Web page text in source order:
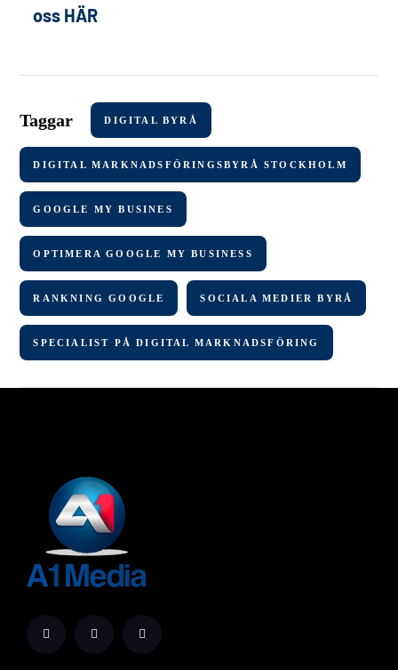
oss HÄR
Taggar DIGITAL BYRÅ
DIGITAL MARKNADSFÖRINGSBYRÅ STOCKHOLM
GOOGLE MY BUSINES
OPTIMERA GOOGLE MY BUSINESS
RANKNING GOOGLE SOCIALA MEDIER BYRÅ
SPECIALIST PÅ DIGITAL MARKNADSFÖRING